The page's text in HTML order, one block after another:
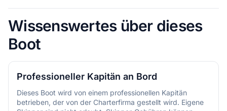
Wissenswertes über dieses
Boot
Professioneller Kapitän an Bord
Dieses Boot wird von einem professionellen Kapitän
betrieben, der von der Charterfirma gestellt wird. Eigene